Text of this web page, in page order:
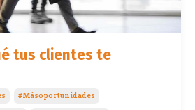
tus clientes te
#másoportunidades